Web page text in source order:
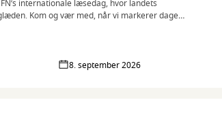
internationale læsedag, hvor landets
Kom og vær med, når vi markerer dagen
8. september 2026